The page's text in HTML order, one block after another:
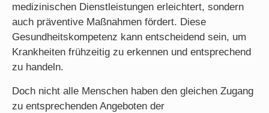
medizinischen Dienstleistungen erleichtert, sondern
auch präventive Maßnahmen fördert. Diese
Gesundheitskompetenz kann entscheidend sein, um
Krankheiten frühzeitig zu erkennen und entsprechend
zu handeln.
Doch nicht alle Menschen haben den gleichen Zugang
zu entsprechenden Angeboten der